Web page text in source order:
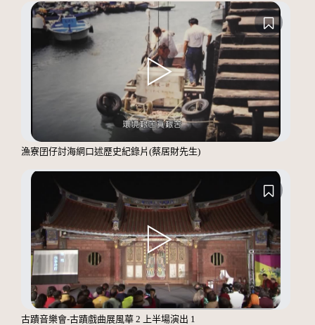
漁寮囝仔討海網口述歷史紀錄片(蔡居財先生)
古蹟音樂會-古蹟戲曲展風華 2 上半場演出 1